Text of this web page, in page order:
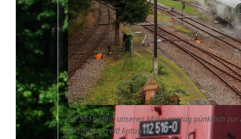
50 3616 stellt unseren Museumszug pünktlich
(Erzgeb) bereit! Foto:VSE